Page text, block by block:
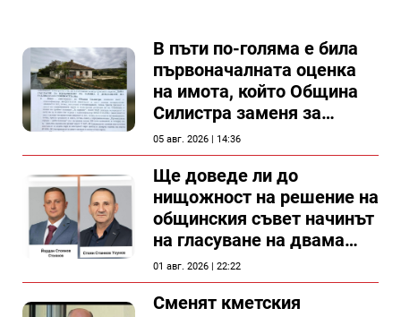
В пъти по-голяма е била
първоначалната оценка
на имота, който Община
Силистра заменя за
спирка, показват
документи
05 авг. 2026 | 14:36
Ще доведе ли до
нищожност на решение на
общинския съвет начинът
на гласуване на двама
съветници в Силистра?
01 авг. 2026 | 22:22
Сменят кметския